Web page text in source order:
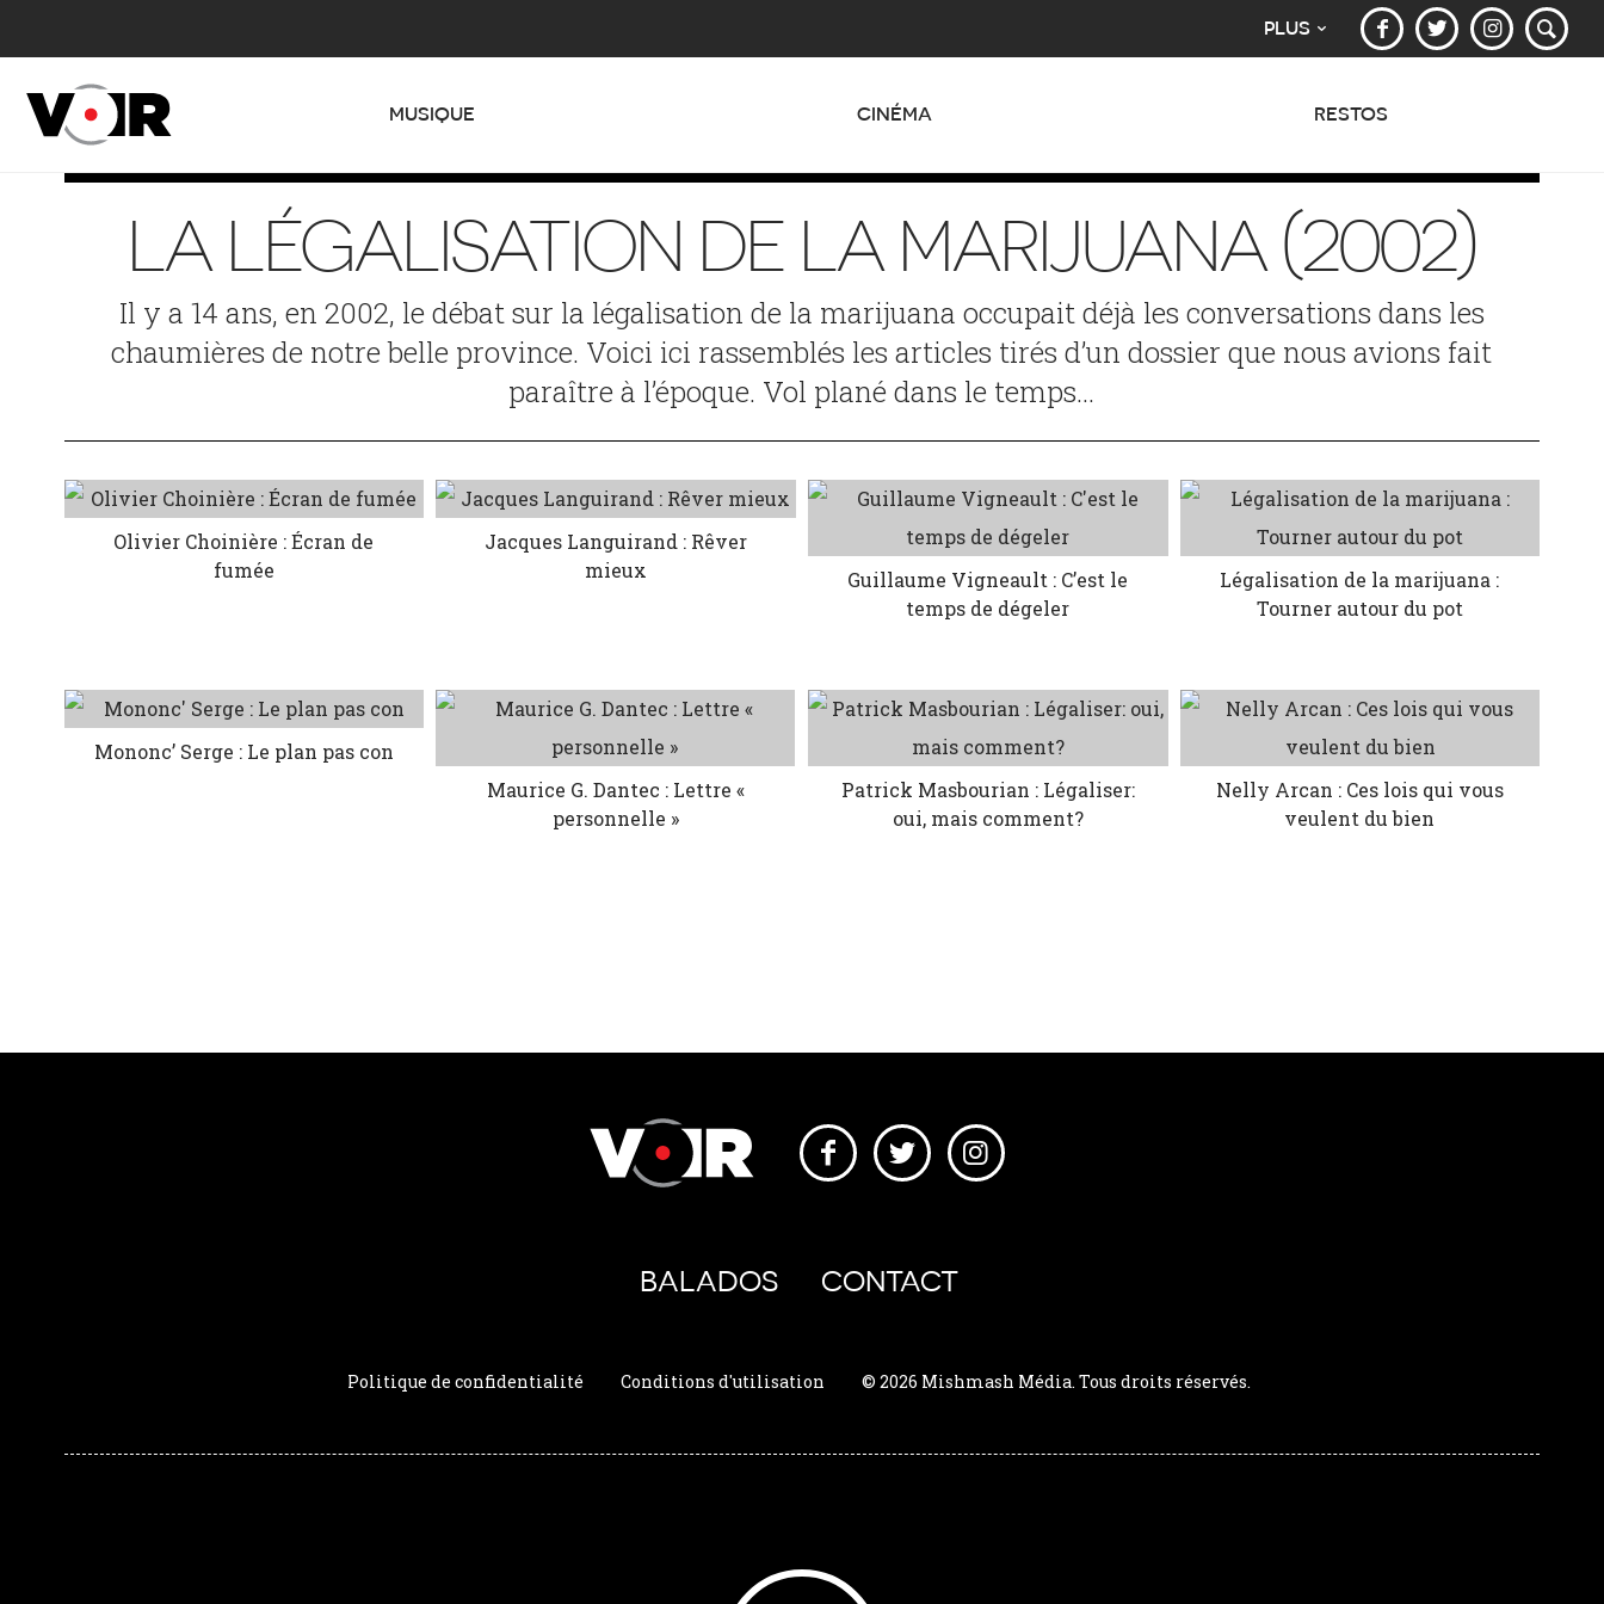
PLUS
MUSIQUE CINÉMA RESTOS
LA LÉGALISATION DE LA MARIJUANA (2002)
Il y a 14 ans, en 2002, le débat sur la légalisation de la marijuana occupait déjà les conversations dans les
chaumières de notre belle province. Voici ici rassemblés les articles tirés d’un dossier que nous avions fait
paraître à l’époque. Vol plané dans le temps…
Olivier Choinière : Écran de
fumée
Jacques Languirand : Rêver
mieux
Guillaume Vigneault : C’est le
temps de dégeler
Légalisation de la marijuana :
Tourner autour du pot
Mononc’ Serge : Le plan pas con
Maurice G. Dantec : Lettre «
personnelle »
Patrick Masbourian : Légaliser:
oui, mais comment?
Nelly Arcan : Ces lois qui vous
veulent du bien
BALADOS CONTACT
Politique de confidentialité Conditions d'utilisation © 2026 Mishmash Média. Tous droits réservés.